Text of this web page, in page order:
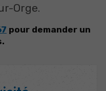
Orge.
pour demander un